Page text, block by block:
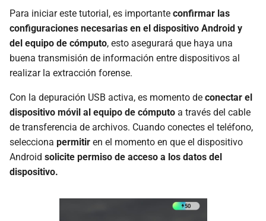
Para iniciar este tutorial, es importante confirmar las
configuraciones necesarias en el dispositivo Android y
del equipo de cómputo, esto asegurará que haya una
buena transmisión de información entre dispositivos al
realizar la extracción forense.
Con la depuración USB activa, es momento de conectar el
dispositivo móvil al equipo de cómputo a través del cable
de transferencia de archivos. Cuando conectes el teléfono,
selecciona permitir en el momento en que el dispositivo
Android solicite permiso de acceso a los datos del
dispositivo.